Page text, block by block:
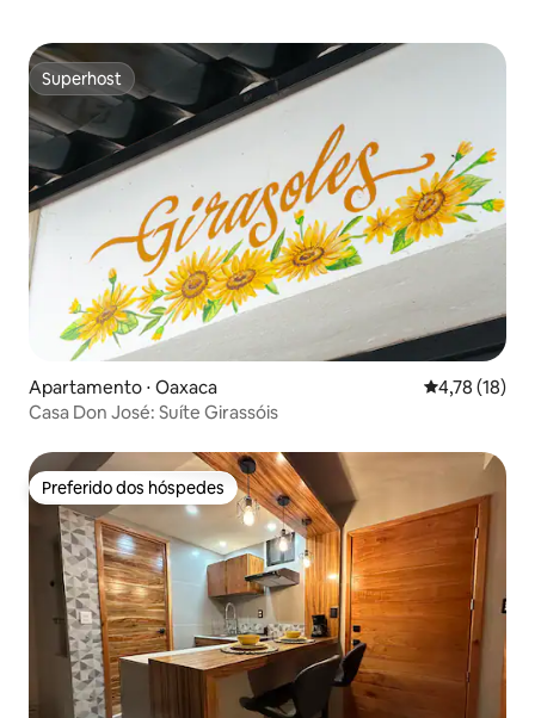
Superhost
Superhost
Apartamento ⋅ Oaxaca 4,78 de uma
4,78 (18)
Casa Don José: Suíte Girassóis
Preferido dos hóspedes
Preferido dos hóspedes